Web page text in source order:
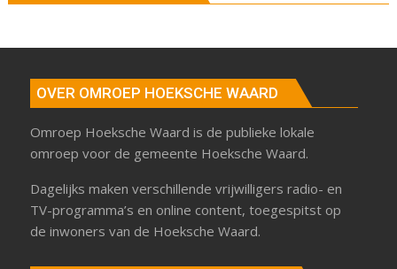
OVER OMROEP HOEKSCHE WAARD
Omroep Hoeksche Waard is de publieke lokale
omroep voor de gemeente Hoeksche Waard.
Dagelijks maken verschillende vrijwilligers radio- en
TV-programma’s en online content, toegespitst op
de inwoners van de Hoeksche Waard.